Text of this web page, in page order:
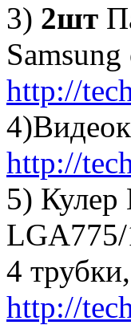
3) 2шт
http://
http://
5) Кулер
4
http://